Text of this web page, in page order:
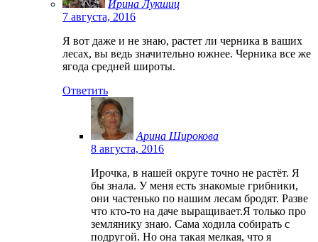
Ирина Лукшиц
7 августа, 2016
Я вот даже и не знаю, растет ли черника в ваших
лесах, вы ведь значительно южнее. Черника все же
ягода средней широты.
Ответить
Арина Широкова
8 августа, 2016
Ирочка, в нашей округе точно не растёт. Я
бы знала. У меня есть знакомые грибники,
они частенько по нашим лесам бродят. Разве
что кто-то на даче выращивает.Я только про
землянику знаю. Сама ходила собирать с
подругой. Но она такая мелкая, что я